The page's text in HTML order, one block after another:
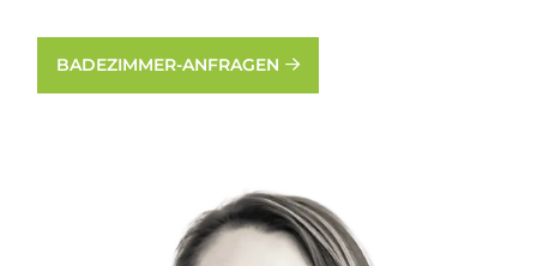
BADEZIMMER-ANFRAGEN